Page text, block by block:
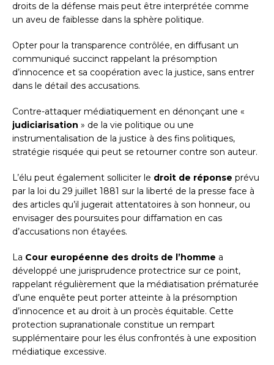
droits de la défense mais peut être interprétée comme
un aveu de faiblesse dans la sphère politique.
Opter pour la transparence contrôlée, en diffusant un
communiqué succinct rappelant la présomption
d’innocence et sa coopération avec la justice, sans entrer
dans le détail des accusations.
Contre-attaquer médiatiquement en dénonçant une «
judiciarisation » de la vie politique ou une
instrumentalisation de la justice à des fins politiques,
stratégie risquée qui peut se retourner contre son auteur.
L’élu peut également solliciter le droit de réponse prévu
par la loi du 29 juillet 1881 sur la liberté de la presse face à
des articles qu’il jugerait attentatoires à son honneur, ou
envisager des poursuites pour diffamation en cas
d’accusations non étayées.
La Cour européenne des droits de l’homme a
développé une jurisprudence protectrice sur ce point,
rappelant régulièrement que la médiatisation prématurée
d’une enquête peut porter atteinte à la présomption
d’innocence et au droit à un procès équitable. Cette
protection supranationale constitue un rempart
supplémentaire pour les élus confrontés à une exposition
médiatique excessive.